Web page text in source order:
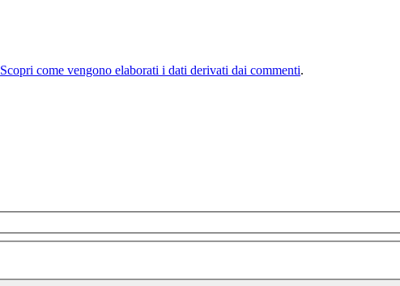
Scopri come vengono elaborati i dati derivati dai commenti.